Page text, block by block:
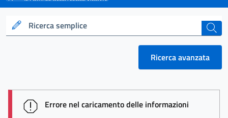
Normattiva - Il portale
Ricerca semplice cerca
Ricerca avanzata
session id: ow-Zyt0IwvoFYykHPxWBPYPT9K-
Errore nel caricamento delle informazioni